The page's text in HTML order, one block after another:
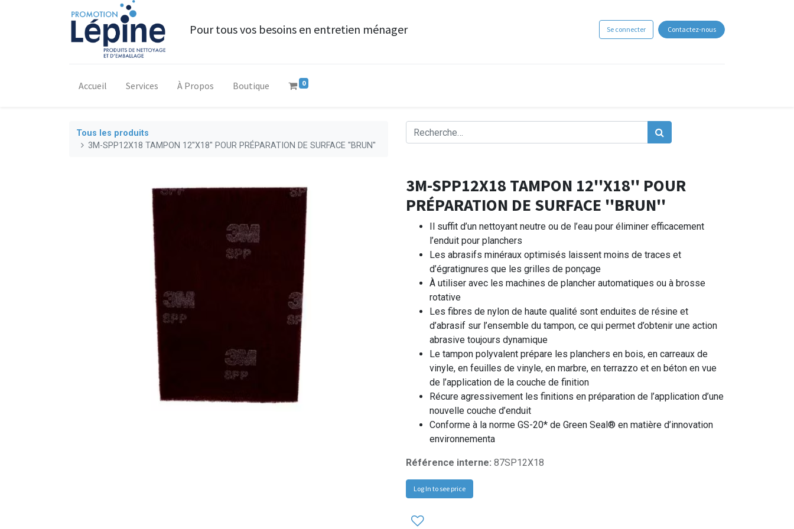
Pour tous vos besoins en entretien ménager Se connecter Contactez-nous
Accueil Services À Propos Boutique 0
Tous les produits
3M-SPP12X18 TAMPON 12''X18'' POUR PRÉPARATION DE SURFACE ''BRUN''
3M-SPP12X18 TAMPON 12''X18'' POUR
PRÉPARATION DE SURFACE ''BRUN''
Il suffit d’un nettoyant neutre ou de l’eau pour éliminer efficacement
l’enduit pour planchers
Les abrasifs minéraux optimisés laissent moins de traces et
d’égratignures que les grilles de ponçage
À utiliser avec les machines de plancher automatiques ou à brosse
rotative
Les fibres de nylon de haute qualité sont enduites de résine et
d’abrasif sur l’ensemble du tampon, ce qui permet d’obtenir une action
abrasive toujours dynamique
Le tampon polyvalent prépare les planchers en bois, en carreaux de
vinyle, en feuilles de vinyle, en marbre, en terrazzo et en béton en vue
de l’application de la couche de finition
Récure agressivement les finitions en préparation de l’application d’une
nouvelle couche d’enduit
Conforme à la norme GS-20* de Green Seal® en matière d’innovation
environnementa
Référence interne: 87SP12X18
Log In to see price